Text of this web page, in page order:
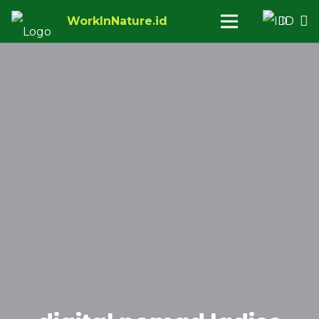
WorkInNature.id ID